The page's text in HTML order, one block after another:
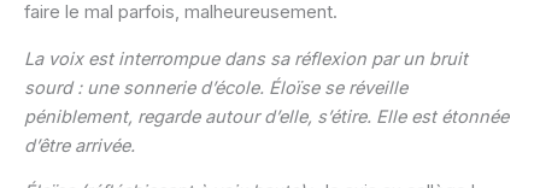
faire le mal parfois, malheureusement.
La voix est interrompue dans sa réflexion par un bruit
sourd : une sonnerie d’école. Éloïse se réveille
péniblement, regarde autour d’elle, s’étire. Elle est étonnée
d’être arrivée.